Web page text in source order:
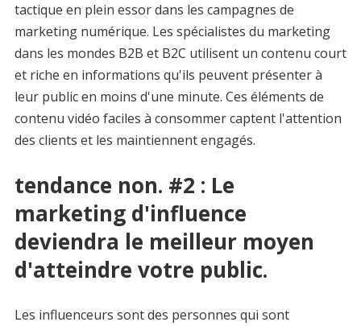
tactique en plein essor dans les campagnes de
marketing numérique. Les spécialistes du marketing
dans les mondes B2B et B2C utilisent un contenu court
et riche en informations qu'ils peuvent présenter à
leur public en moins d'une minute. Ces éléments de
contenu vidéo faciles à consommer captent l'attention
des clients et les maintiennent engagés.
tendance non. #2 : Le
marketing d'influence
deviendra le meilleur moyen
d'atteindre votre public.
Les influenceurs sont des personnes qui sont